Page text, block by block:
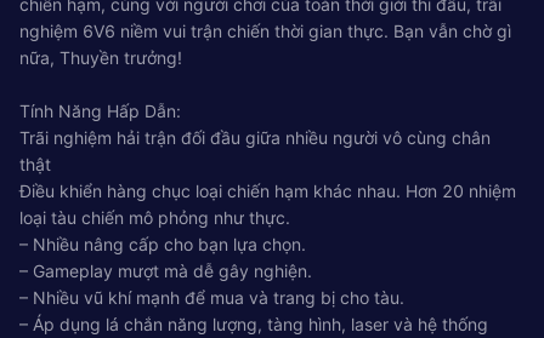
nghiệm 6V6 niềm vui trận chiến thời gian thực. Bạn vẫn chờ gì
nữa, Thuyền trưởng!
Tính Năng Hấp Dẫn:
Trãi nghiệm hải trận đối đầu giữa nhiều người vô cùng chân
thật
Điều khiển hàng chục loại chiến hạm khác nhau. Hơn 20 nhiệm
loại tàu chiến mô phỏng như thực.
– Nhiều nâng cấp cho bạn lựa chọn.
– Gameplay mượt mà dễ gây nghiện.
– Nhiều vũ khí mạnh để mua và trang bị cho tàu.
– Áp dụng lá chắn năng lượng, tàng hình, laser và hệ thống